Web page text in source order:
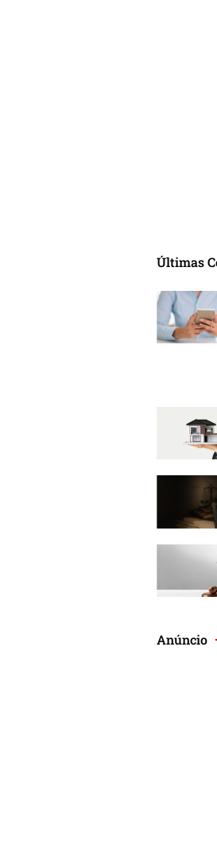
Últimas
Anúncio